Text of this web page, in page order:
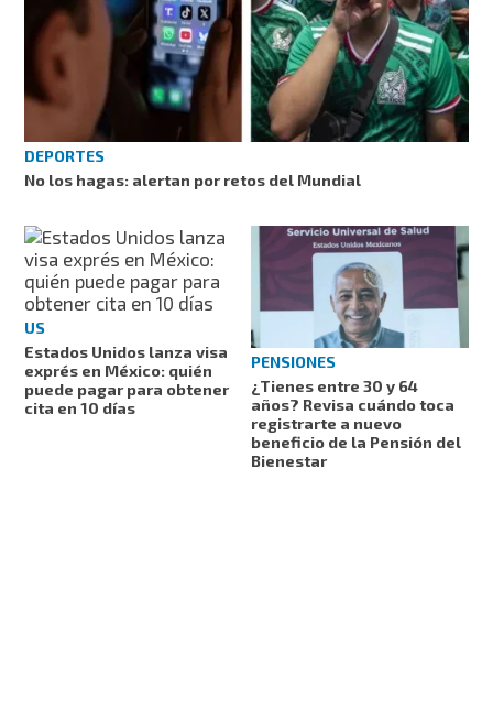
DEPORTES
No los hagas: alertan por retos del Mundial
US
Estados Unidos lanza visa
exprés en México: quién
puede pagar para obtener
cita en 10 días
PENSIONES
¿Tienes entre 30 y 64
años? Revisa cuándo toca
registrarte a nuevo
beneficio de la Pensión del
Bienestar